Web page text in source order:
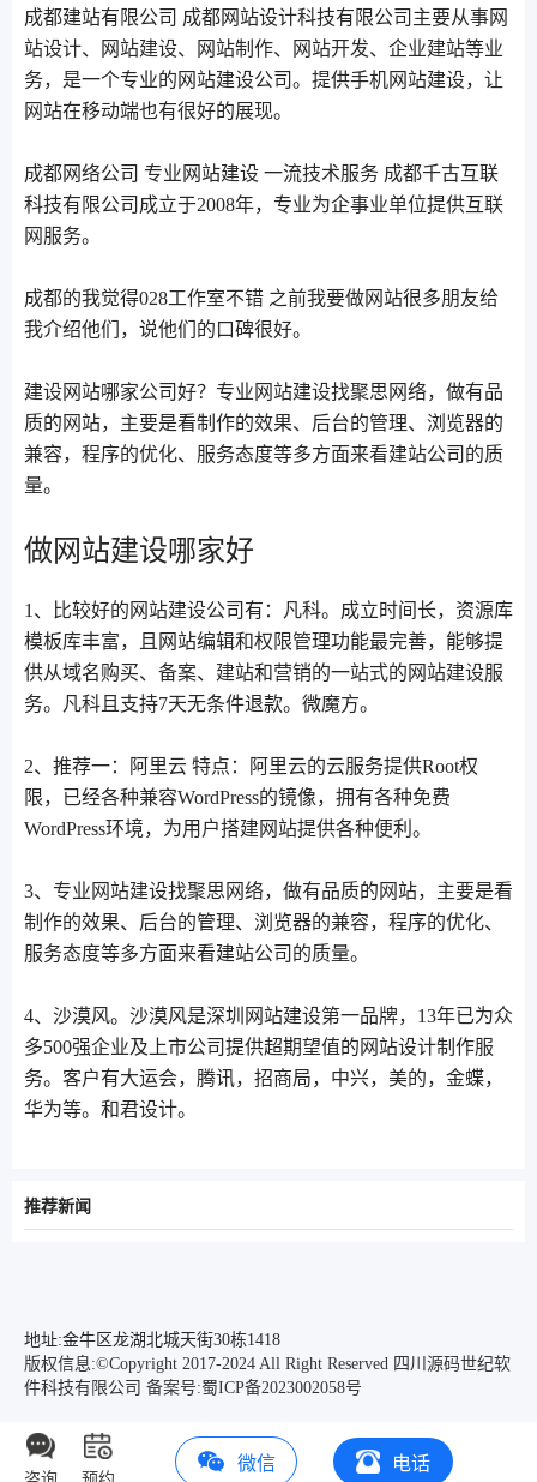
成都建站有限公司 成都网站设计科技有限公司主要从事网
站设计、网站建设、网站制作、网站开发、企业建站等业
务，是一个专业的网站建设公司。提供手机网站建设，让
网站在移动端也有很好的展现。
成都网络公司 专业网站建设 一流技术服务 成都千古互联
科技有限公司成立于2008年，专业为企事业单位提供互联
网服务。
成都的我觉得028工作室不错 之前我要做网站很多朋友给
我介绍他们，说他们的口碑很好。
建设网站哪家公司好？专业网站建设找聚思网络，做有品
质的网站，主要是看制作的效果、后台的管理、浏览器的
兼容，程序的优化、服务态度等多方面来看建站公司的质
量。
做网站建设哪家好
1、比较好的网站建设公司有：凡科。成立时间长，资源库
模板库丰富，且网站编辑和权限管理功能最完善，能够提
供从域名购买、备案、建站和营销的一站式的网站建设服
务。凡科且支持7天无条件退款。微魔方。
2、推荐一：阿里云 特点：阿里云的云服务提供Root权
限，已经各种兼容WordPress的镜像，拥有各种免费
WordPress环境，为用户搭建网站提供各种便利。
3、专业网站建设找聚思网络，做有品质的网站，主要是看
制作的效果、后台的管理、浏览器的兼容，程序的优化、
服务态度等多方面来看建站公司的质量。
4、沙漠风。沙漠风是深圳网站建设第一品牌，13年已为众
多500强企业及上市公司提供超期望值的网站设计制作服
务。客户有大运会，腾讯，招商局，中兴，美的，金蝶，
华为等。和君设计。
推荐新闻
地址:金牛区龙湖北城天街30栋1418
版权信息:©Copyright 2017-2024 All Right Reserved 四川源码世纪软
件科技有限公司 备案号:蜀ICP备2023002058号
微信 电话